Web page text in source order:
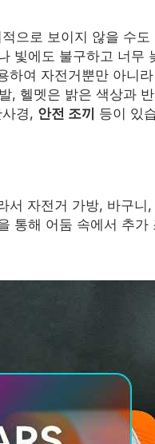
으로 보이지 않을 수도
빛에도 불구하고 너무
하여 자전거뿐만 아니
, 헬멧은 밝은 색상과
경, 안전 조끼 등이 있
서 자전거 가방, 바구니,
통해 어둠 속에서 추가